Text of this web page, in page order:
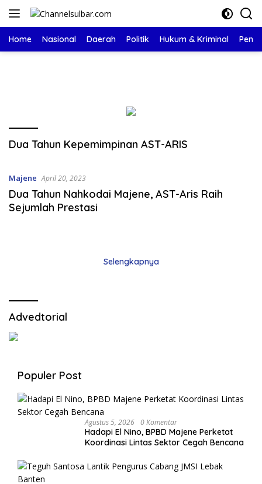
Langsung
Home Nasional Daerah Politik Hukum & Kriminal
Dua Tahun Kepemimpinan AST-ARIS
Majene April 20, 2023
Dua Tahun Nahkodai Majene, AST-Aris Raih
Sejumlah Prestasi
Selengkapnya
Advedtorial
Populer Post
Agustus 5, 2026 0 Komentar
Hadapi El Nino, BPBD Majene Perketat
Koordinasi Lintas Sektor Cegah Bencana